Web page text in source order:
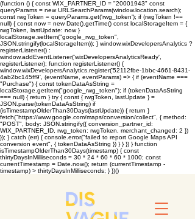
(function () { const WIX_PARTNER_ID = "20001943" const
queryParams = new URLSearchParams(window.location.search);
const rwgToken = queryParams.get('rwg_token'); if (rwgToken !==
null) { const now = new Date().getTime() const localStorageItem = {
rwgToken, lastUpdate: now }
localStorage.setItem("google_rwg_token",
JSON.stringify(localStorageItem)); } window.wixDevelopersAnalytics ?
registerListener() :
window.addEventListener('wixDevelopersAnalyticsReady',
registerListener); function registerListener() {
window.wixDevelopersAnalytics.register('52112fbe-1bbc-4661-8431-
4ab2bc145ff9', (eventName, eventParams) => { if (eventName ===
"Purchase") { const tokenDataAsString =
localStorage.getItem("google_rwg_token"); if (tokenDataAsString
=== null) { return } try { const { rwgToken, lastUpdate } =
JSON.parse(tokenDataAsString) if
(isTimestampOlderThan30Days(lastUpdate)) { return }
fetch("https://www.google.com/maps/conversion/collect", { method:
"POST", body: JSON.stringify({ conversion_partner_id:
WIX_PARTNER_ID, rwg_token: rwgToken, merchant_changed: 2 })
}); } catch (err) { console.error("failed to report Google Maps API
conversion event", { tokenDataAsString }) } } }) } function
isTimestampOlderThan30Days(timestamp) { const
thirtyDaysInMilliseconds = 30 * 24 * 60 * 60 * 1000; const
currentTimestamp = Date.now(); return (currentTimestamp -
timestamp) > thirtyDaysInMilliseconds; } })()